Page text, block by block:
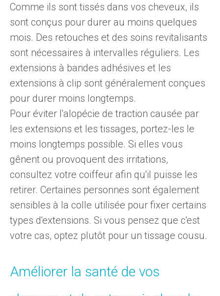
Comme ils sont tissés dans vos cheveux, ils
sont conçus pour durer au moins quelques
mois. Des retouches et des soins revitalisants
sont nécessaires à intervalles réguliers. Les
extensions à bandes adhésives et les
extensions à clip sont généralement conçues
pour durer moins longtemps.
Pour éviter l'alopécie de traction causée par
les extensions et les tissages, portez-les le
moins longtemps possible. Si elles vous
gênent ou provoquent des irritations,
consultez votre coiffeur afin qu'il puisse les
retirer. Certaines personnes sont également
sensibles à la colle utilisée pour fixer certains
types d'extensions. Si vous pensez que c'est
votre cas, optez plutôt pour un tissage cousu.
Améliorer la santé de vos